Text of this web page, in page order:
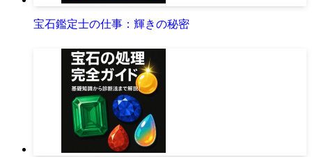
宝石鑑定士の仕事：輝きの秘密